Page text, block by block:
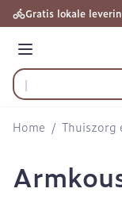
Ga naar de inhoud
Gratis lokale
Menu
Product, merk,
Home / Thuiszorg